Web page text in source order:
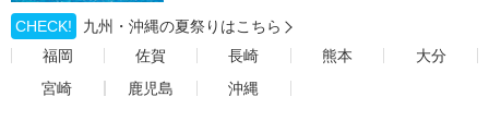
CHECK!
九州・沖縄の夏祭りはこちら
福岡
佐賀 長崎 熊本
大分
宮崎
鹿児島 沖縄